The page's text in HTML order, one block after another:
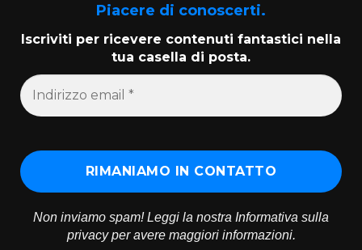
Piacere di conoscerti.
Iscriviti per ricevere contenuti fantastici nella
tua casella di posta.
Non inviamo spam! Leggi la nostra Informativa sulla
privacyper avere maggiori informazioni.